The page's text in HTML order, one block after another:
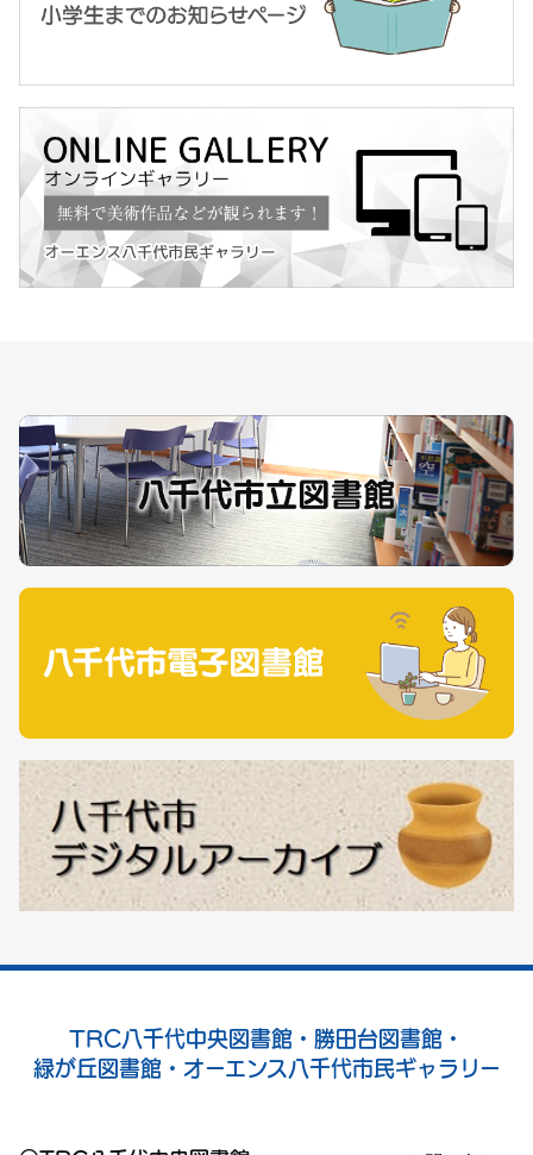
TRC八千代中央図書館・勝田台図書館・
緑が丘図書館・オーエンス八千代市民ギャラリー